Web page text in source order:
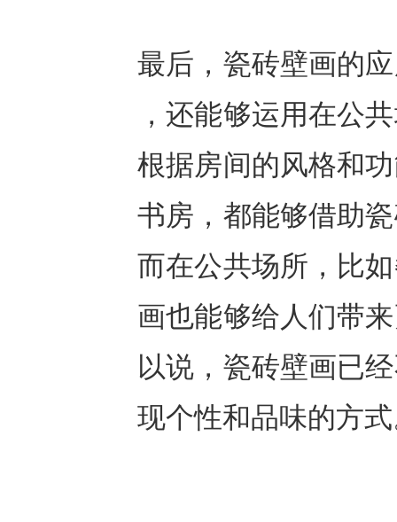
最后，瓷砖壁画的
，还能够运用在公
根据房间的风格和
书房，都能够借助
而在公共场所，比
画也能够给人们带
以说，瓷砖壁画已
现个性和品味的方